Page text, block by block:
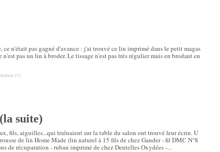
ce n'était pas gagné d'avance : j'ai trouvé ce lin imprimé dans le petit magas
pas un lin à broder. Le tissage n'est pas très régulier mais en brodant en
[#]
suite)
fils, aiguilles...qui traînaient sur la table du salon ont trouvé leur écrin. U
de lin Home Made (lin naturel à 15 fils de chez Gander - fil DMC N°8
de récuparation - ruban imprimé de chez Dentelles Oxydées -...